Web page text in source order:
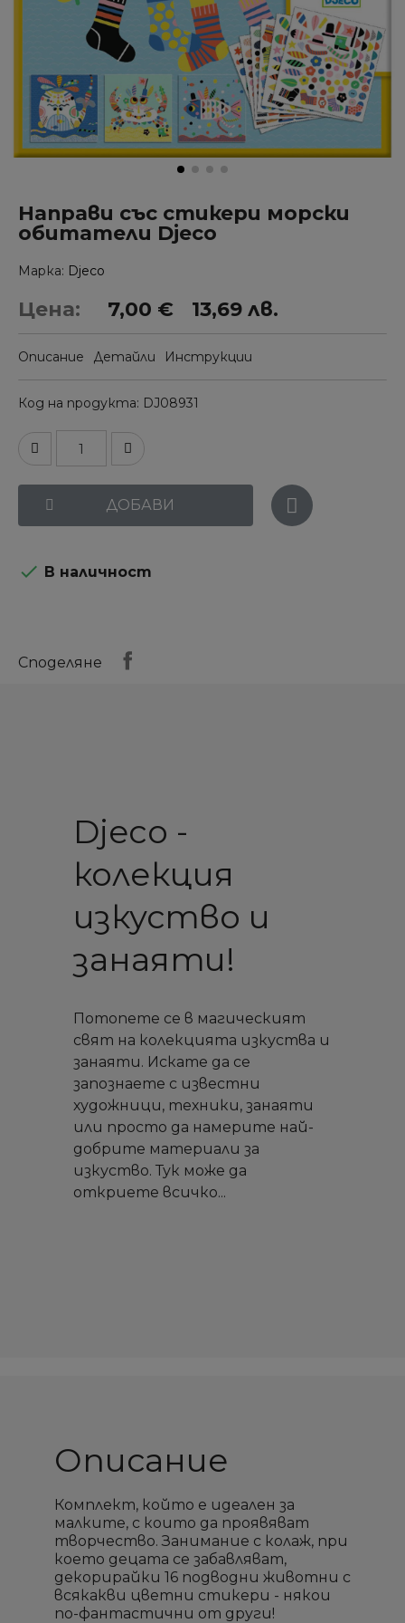
Направи със стикери морски
обитатели Djeco
Марка Djeco
Цена: 7,00 € 13,69 лв.
Описание Детайли Инструкции
Код на продукта DJ08931
ДОБАВИ
 В наличност
Споделяне
Djeco -
колекция
изкуство и
занаяти!
Потопете се в магическият
свят на колекцията изкуства и
занаяти. Искате да се
запознаете с известни
художници, техники, занаяти
или просто да намерите най-
добрите материали за
изкуство. Тук може да
откриете всичко...
Описание
Комплект, който е идеален за
малките, с които да проявяват
творчество. Занимание с колаж, при
което децата се забавляват,
декорирайки 16 подводни животни с
всякакви цветни стикери - някои
по-фантастични от други!